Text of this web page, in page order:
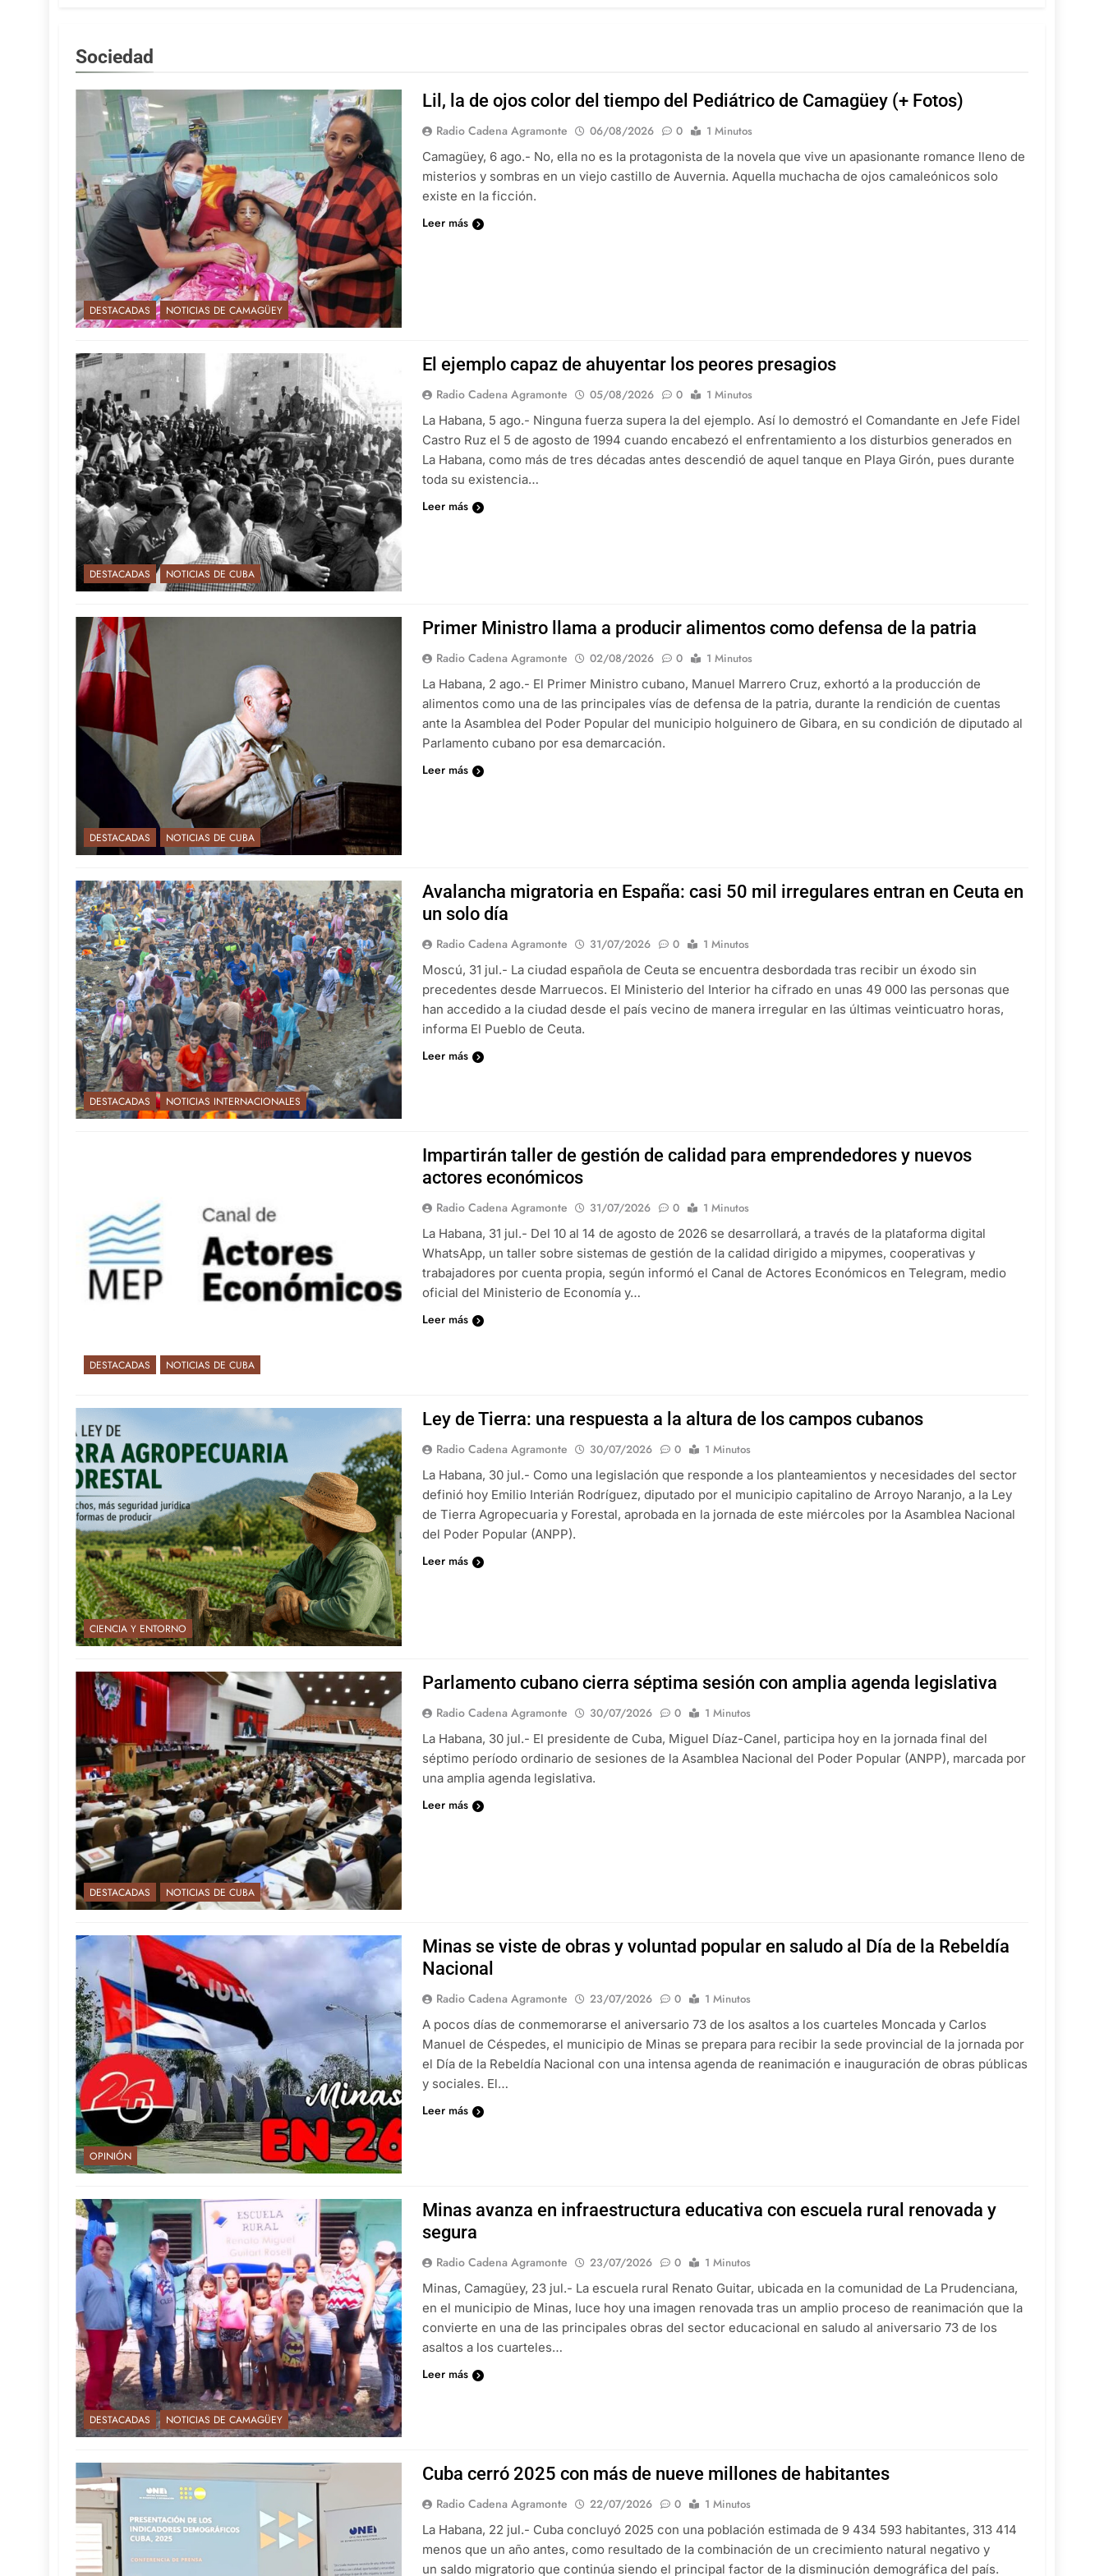
Sociedad
DESTACADAS NOTICIAS DE CAMAGÜEY
Lil, la de ojos color del tiempo del Pediátrico de Camagüey (+ Fotos)
Radio Cadena Agramonte 06/08/2026 0
1 Minutos
Camagüey, 6 ago.- No, ella no es la protagonista de la novela que vive un apasionante romance lleno de
misterios y sombras en un viejo castillo de Auvernia. Aquella muchacha de ojos camaleónicos solo
existe en la ficción.
Leer más
DESTACADAS NOTICIAS DE CUBA
El ejemplo capaz de ahuyentar los peores presagios
Radio Cadena Agramonte 05/08/2026 0
1 Minutos
La Habana, 5 ago.- Ninguna fuerza supera la del ejemplo. Así lo demostró el Comandante en Jefe Fidel
Castro Ruz el 5 de agosto de 1994 cuando encabezó el enfrentamiento a los disturbios generados en
La Habana, como más de tres décadas antes descendió de aquel tanque en Playa Girón, pues durante
toda su existencia…
Leer más
DESTACADAS NOTICIAS DE CUBA
Primer Ministro llama a producir alimentos como defensa de la patria
Radio Cadena Agramonte 02/08/2026 0
1 Minutos
La Habana, 2 ago.- El Primer Ministro cubano, Manuel Marrero Cruz, exhortó a la producción de
alimentos como una de las principales vías de defensa de la patria, durante la rendición de cuentas
ante la Asamblea del Poder Popular del municipio holguinero de Gibara, en su condición de diputado al
Parlamento cubano por esa demarcación.
Leer más
DESTACADAS NOTICIAS INTERNACIONALES
Avalancha migratoria en España: casi 50 mil irregulares entran en Ceuta en
un solo día
Radio Cadena Agramonte 31/07/2026 0
1 Minutos
Moscú, 31 jul.- La ciudad española de Ceuta se encuentra desbordada tras recibir un éxodo sin
precedentes desde Marruecos. El Ministerio del Interior ha cifrado en unas 49 000 las personas que
han accedido a la ciudad desde el país vecino de manera irregular en las últimas veinticuatro horas,
informa El Pueblo de Ceuta.
Leer más
DESTACADAS NOTICIAS DE CUBA
Impartirán taller de gestión de calidad para emprendedores y nuevos
actores económicos
Radio Cadena Agramonte 31/07/2026 0
1 Minutos
La Habana, 31 jul.- Del 10 al 14 de agosto de 2026 se desarrollará, a través de la plataforma digital
WhatsApp, un taller sobre sistemas de gestión de la calidad dirigido a mipymes, cooperativas y
trabajadores por cuenta propia, según informó el Canal de Actores Económicos en Telegram, medio
oficial del Ministerio de Economía y…
Leer más
CIENCIA Y ENTORNO
Ley de Tierra: una respuesta a la altura de los campos cubanos
Radio Cadena Agramonte 30/07/2026 0
1 Minutos
La Habana, 30 jul.- Como una legislación que responde a los planteamientos y necesidades del sector
definió hoy Emilio Interián Rodríguez, diputado por el municipio capitalino de Arroyo Naranjo, a la Ley
de Tierra Agropecuaria y Forestal, aprobada en la jornada de este miércoles por la Asamblea Nacional
del Poder Popular (ANPP).
Leer más
DESTACADAS NOTICIAS DE CUBA
Parlamento cubano cierra séptima sesión con amplia agenda legislativa
Radio Cadena Agramonte 30/07/2026 0
1 Minutos
La Habana, 30 jul.- El presidente de Cuba, Miguel Díaz-Canel, participa hoy en la jornada final del
séptimo período ordinario de sesiones de la Asamblea Nacional del Poder Popular (ANPP), marcada por
una amplia agenda legislativa.
Leer más
OPINIÓN
Minas se viste de obras y voluntad popular en saludo al Día de la Rebeldía
Nacional
Radio Cadena Agramonte 23/07/2026 0
1 Minutos
A pocos días de conmemorarse el aniversario 73 de los asaltos a los cuarteles Moncada y Carlos
Manuel de Céspedes, el municipio de Minas se prepara para recibir la sede provincial de la jornada por
el Día de la Rebeldía Nacional con una intensa agenda de reanimación e inauguración de obras públicas
y sociales. El…
Leer más
DESTACADAS NOTICIAS DE CAMAGÜEY
Minas avanza en infraestructura educativa con escuela rural renovada y
segura
Radio Cadena Agramonte 23/07/2026 0
1 Minutos
Minas, Camagüey, 23 jul.- La escuela rural Renato Guitar, ubicada en la comunidad de La Prudenciana,
en el municipio de Minas, luce hoy una imagen renovada tras un amplio proceso de reanimación que la
convierte en una de las principales obras del sector educacional en saludo al aniversario 73 de los
asaltos a los cuarteles…
Leer más
Cuba cerró 2025 con más de nueve millones de habitantes
Radio Cadena Agramonte 22/07/2026 0
1 Minutos
La Habana, 22 jul.- Cuba concluyó 2025 con una población estimada de 9 434 593 habitantes, 313 414
menos que un año antes, como resultado de la combinación de un crecimiento natural negativo y
un saldo migratorio que continúa siendo el principal factor de la disminución demográfica del país.